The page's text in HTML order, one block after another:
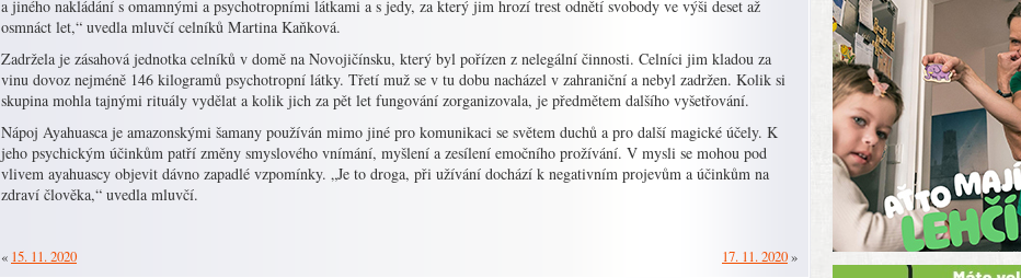
a jiného nakládání s omamnými a psychotropními látkami a s jedy, za který jim hrozí trest odnětí svobody ve výši deset až
osmnáct let,“ uvedla mluvčí celníků Martina Kaňková.
Zadržela je zásahová jednotka celníků v domě na Novojičínsku, který byl pořízen z nelegální činnosti. Celníci jim kladou za
vinu dovoz nejméně 146 kilogramů psychotropní látky. Třetí muž se v tu dobu nacházel v zahraniční a nebyl zadržen. Kolik si
skupina mohla tajnými rituály vydělat a kolik jich za pět let fungování zorganizovala, je předmětem dalšího vyšetřování.
Nápoj Ayahuasca je amazonskými šamany používán mimo jiné pro komunikaci se světem duchů a pro další magické účely. K
jeho psychickým účinkům patří změny smyslového vnímání, myšlení a zesílení emočního prožívání. V mysli se mohou pod
vlivem ayahuascy objevit dávno zapadlé vzpomínky. „Je to droga, při užívání dochází k negativním projevům a účinkům na
zdraví člověka,“ uvedla mluvčí.
« 15. 11. 2020 17. 11. 2020»